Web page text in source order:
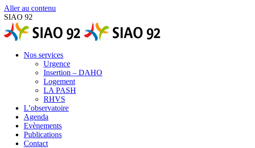
Aller au contenu
SIAO 92
Nos services
Urgence
Insertion – DAHO
Logement
LA PASH
RHVS
L’observatoire
Agenda
Evènements
Publications
Contact